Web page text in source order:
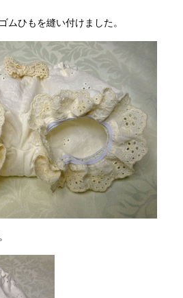
ムひもを縫い付けました。